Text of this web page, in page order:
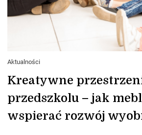
Aktualności
Kreatywne
przedszkolu – jak
wspierać rozwój